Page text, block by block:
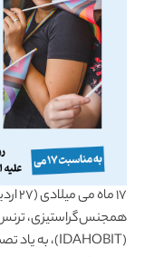
۱۷
همجنس‌گرا‌ستیزی،